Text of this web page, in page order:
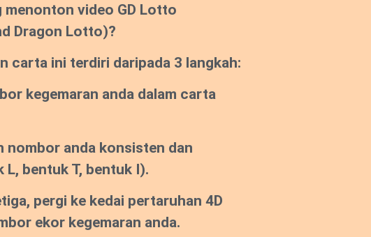
menonton video GD Lotto
Dragon Lotto)?
carta ini terdiri daripada 3 langkah:
kegemaran anda dalam carta
nombor anda konsisten dan
L, bentuk T, bentuk I).
pergi ke kedai pertaruhan 4D
ekor kegemaran anda.